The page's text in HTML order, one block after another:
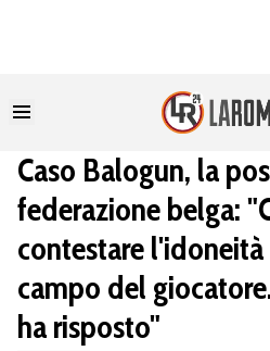
Caso Balogun, la
federazione belga:
contestare l'idoneità
campo del
ha risposto"